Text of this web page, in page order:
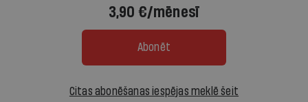
3,90 €/mēnesī
Abonēt
Citas abonēšanas iespējas meklē šeit